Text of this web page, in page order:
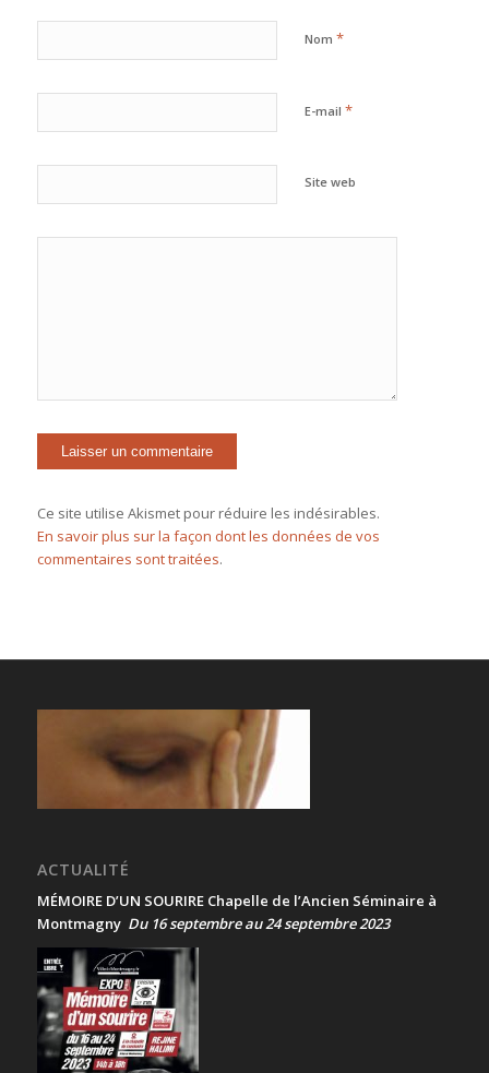
Nom *
E-mail *
Site web
Ce site utilise Akismet pour réduire les indésirables.
En savoir plus sur la façon dont les données de vos
commentaires sont traitées.
ACTUALITÉ
MÉMOIRE D’UN SOURIRE Chapelle de l’Ancien Séminaire à
Montmagny Du 16 septembre au 24 septembre 2023